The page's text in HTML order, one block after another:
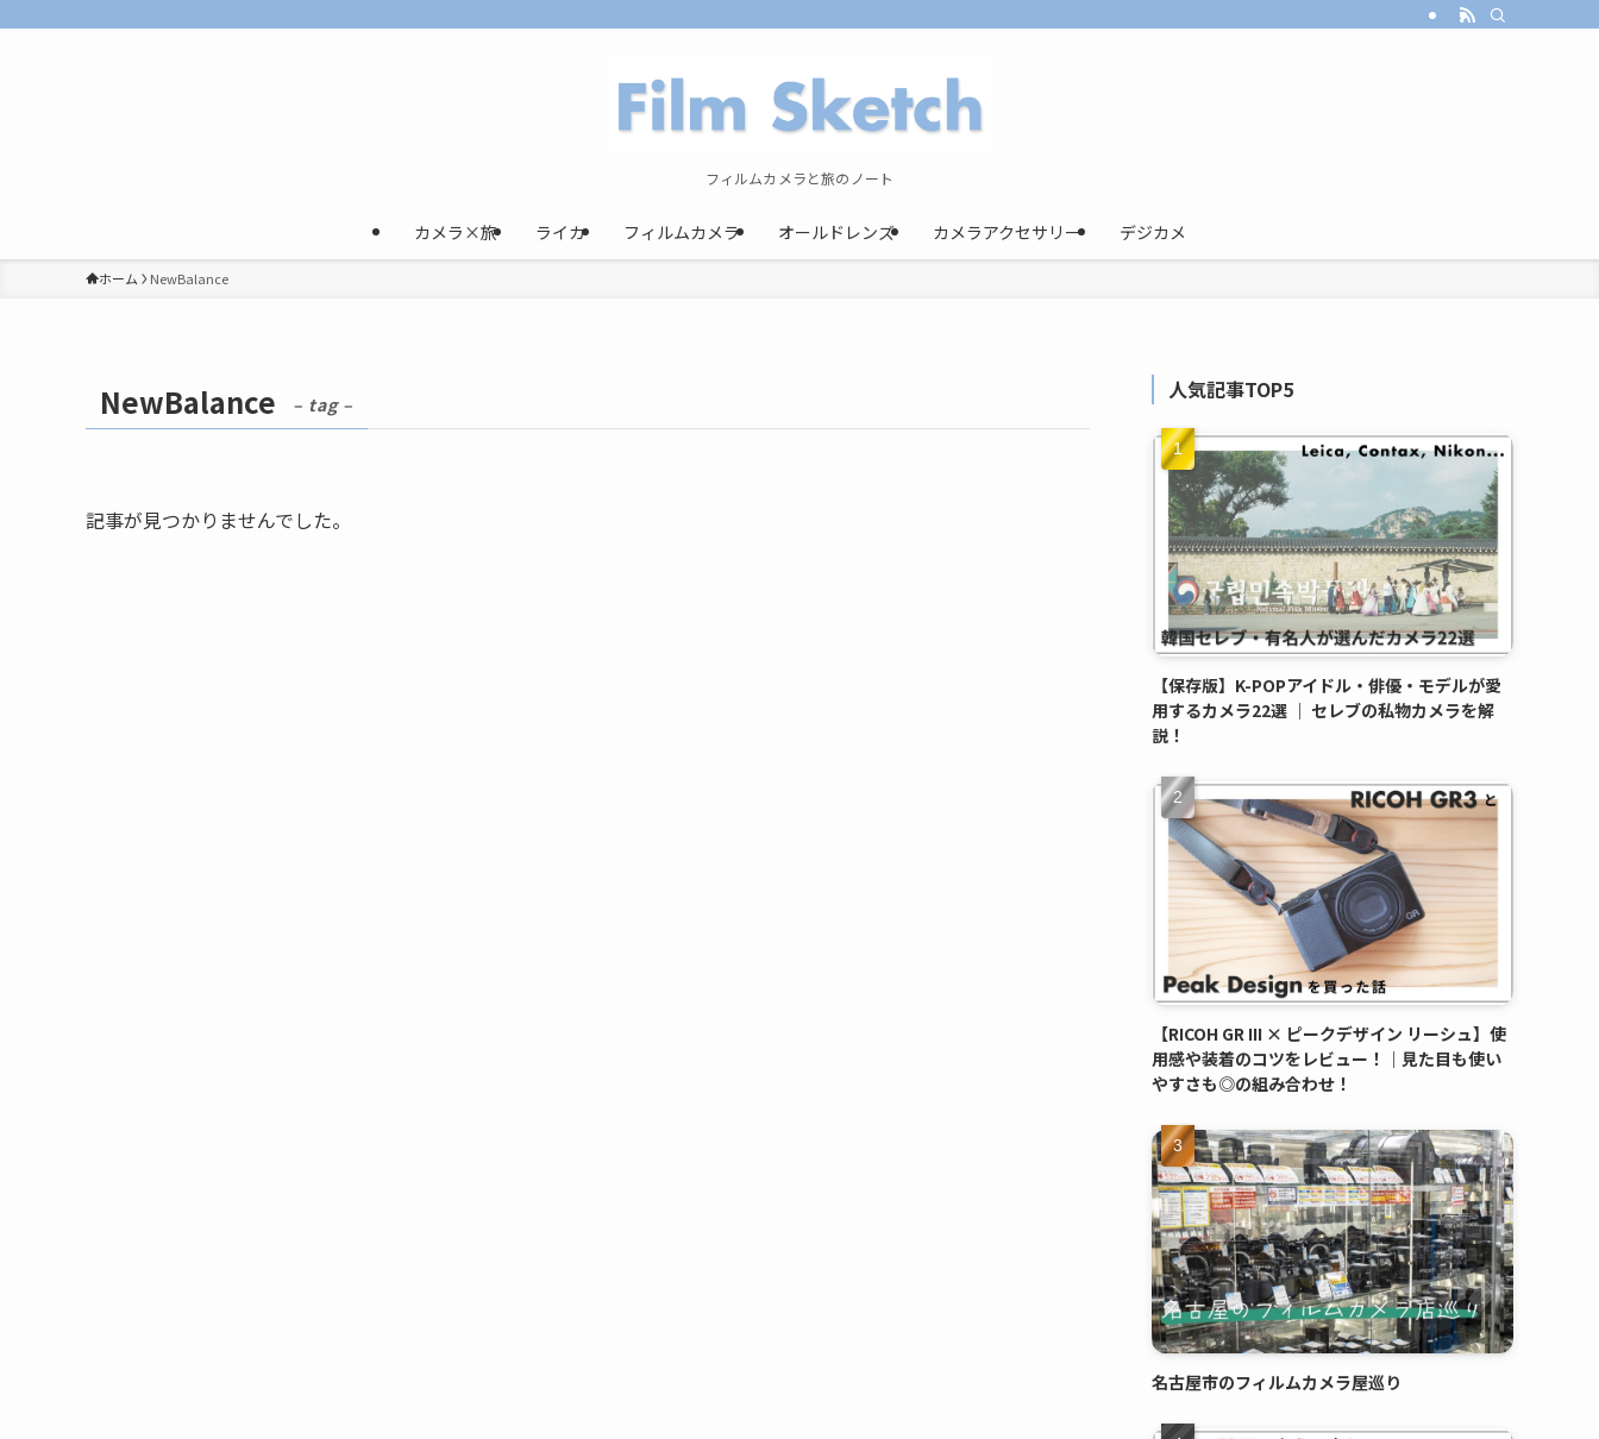
フィルムカメラと旅のノート
カメラ×旅 ライカ フィルムカメラ オールドレンズ カメラアクセサリー デジカメ
ホーム NewBalance
NewBalance – tag –
記事が見つかりませんでした。
人気記事TOP5
【保存版】K-POPアイドル・俳優・モデルが愛
用するカメラ22選 ｜ セレブの私物カメラを解
説！
【RICOH GR III × ピークデザイン リーシュ】使
用感や装着のコツをレビュー！｜見た目も使い
やすさも◎の組み合わせ！
名古屋市のフィルムカメラ屋巡り